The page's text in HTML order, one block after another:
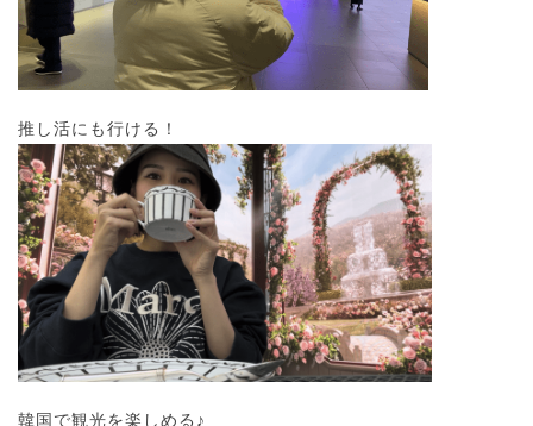
推し活にも行ける！
韓国で観光を楽しめる♪